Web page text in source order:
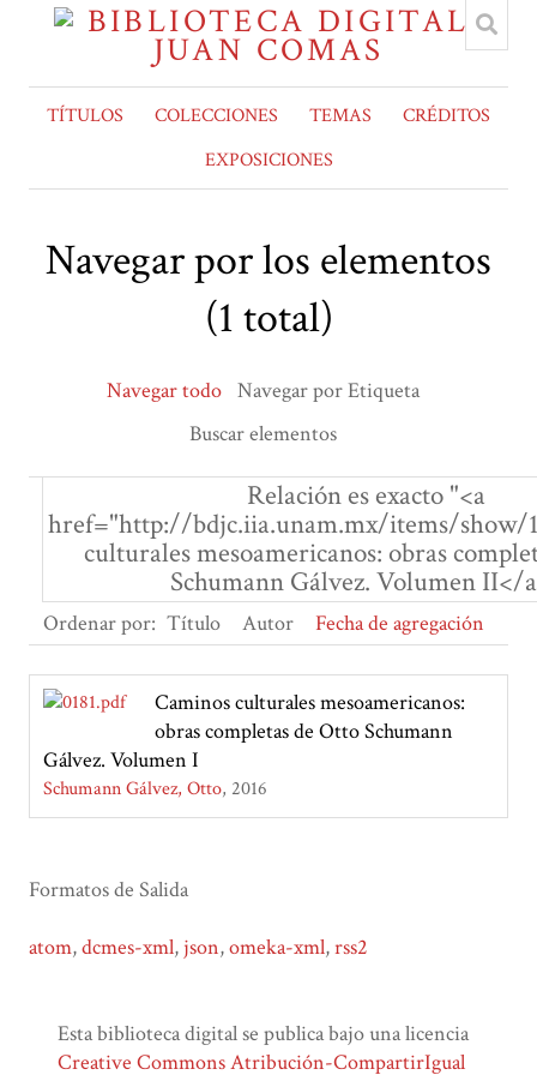
TÍTULOS COLECCIONES TEMAS
CRÉDITOS
EXPOSICIONES
Navegar por los elementos
(1 total)
Navegar todo Navegar por Etiqueta
Buscar elementos
Relación es exacto "<a
href="http://bdjc.iia.unam.mx/items/show/
culturales mesoamericanos: obras
Schumann Gálvez. Volumen II</
Ordenar por: Título Autor Fecha de agregación
Caminos culturales mesoamericanos:
obras completas de Otto Schumann
Gálvez. Volumen I
Schumann Gálvez, Otto 2016
Formatos de Salida
atom,dcmes-xml, json,omeka-xml,rss2
Esta biblioteca digital se publica bajo una licencia
Creative Commons Atribución-CompartirIgual